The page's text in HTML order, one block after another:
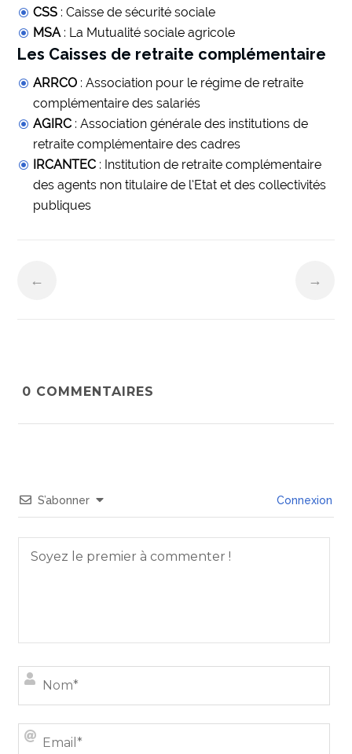
CSS : Caisse de sécurité sociale
MSA : La Mutualité sociale agricole
Les Caisses de retraite complémentaire
ARRCO : Association pour le régime de retraite
complémentaire des salariés
AGIRC : Association générale des institutions de
retraite complémentaire des cadres
IRCANTEC : Institution de retraite complémentaire
des agents non titulaire de l’Etat et des collectivités
publiques
← →
S’abonner Connexion
0 COMMENTAIRES